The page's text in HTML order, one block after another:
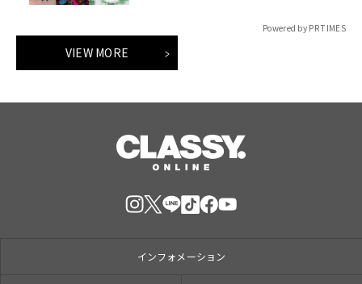
Powered by PR TIMES
VIEW MORE
インフォメーション